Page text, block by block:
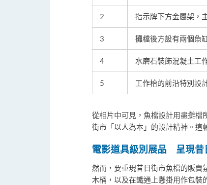
2 指示牌下方金屬架，
3 攤檔後方設有兩個魚
4 水磨石裝飾混凝土工
5 工作枱的前沿特別設
從相片中可見，魚檔設計用盡攤檔
街市「以人為本」的設計精神。這
電影道具級別展品 呈現昔
然而，要重現昔日街市魚檔的販賣
木桶，以及在鐵通上懸掛用作包裝